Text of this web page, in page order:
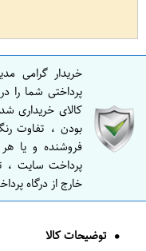
خریدار گرامی
پرداختی شما
کالای خریداری
بودن ، تفاوت
فروشنده و یا
پرداخت سایت ،
خارج از درگاه
توضیحات کالا